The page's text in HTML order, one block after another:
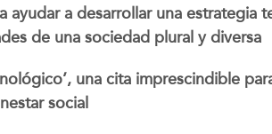
a desarrollar una estrategia
de una sociedad plural y diversa
una cita imprescindible
social